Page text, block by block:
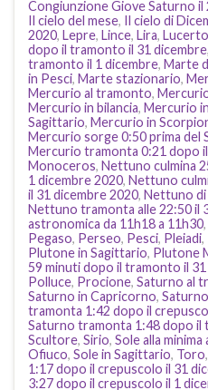
Congiunzione Giove Saturno il
Il cielo del mese, Il cielo di
2020, Lepre, Lince, Lira,
dopo il tramonto il 31 dicembre,
tramonto il 1 dicembre, Marte
in Pesci, Marte stazionario,
Mercurio al tramonto,
Mercurio in bilancia, Mercurio
Sagittario, Mercurio in
Mercurio sorge 0:50 prima del
Mercurio tramonta 0:21 dopo
Monoceros, Nettuno culmina
1 dicembre 2020, Nettuno
il 31 dicembre 2020, Nettuno di
Nettuno tramonta alle 22:50 il
astronomica da 11h18 a 11h30,
Pegaso, Perseo, Pesci, Pleiadi,
Plutone in Sagittario, Plutone
59 minuti dopo il tramonto il
Polluce, Procione, Saturno al
Saturno in Capricorno,
tramonta 1:42 dopo il
Saturno tramonta 1:48 dopo il
Scultore, Sirio, Sole alla
Ofiuco, Sole in Sagittario, Toro,
1:17 dopo il crepuscolo il 31
3:27 dopo il crepuscolo il 1